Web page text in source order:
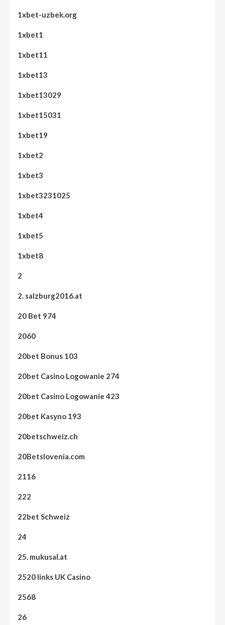
1xbet-uzbek.org
1xbet1
1xbet11
1xbet13
1xbet13029
1xbet15031
1xbet19
1xbet2
1xbet3
1xbet3231025
1xbet4
1xbet5
1xbet8
2
2. salzburg2016.at
20 Bet 974
2060
20bet Bonus 103
20bet Casino Logowanie 274
20bet Casino Logowanie 423
20bet Kasyno 193
20betschweiz.ch
20Betslovenia.com
2116
222
22bet Schweiz
24
25. mukusal.at
2520 links UK Casino
2568
26